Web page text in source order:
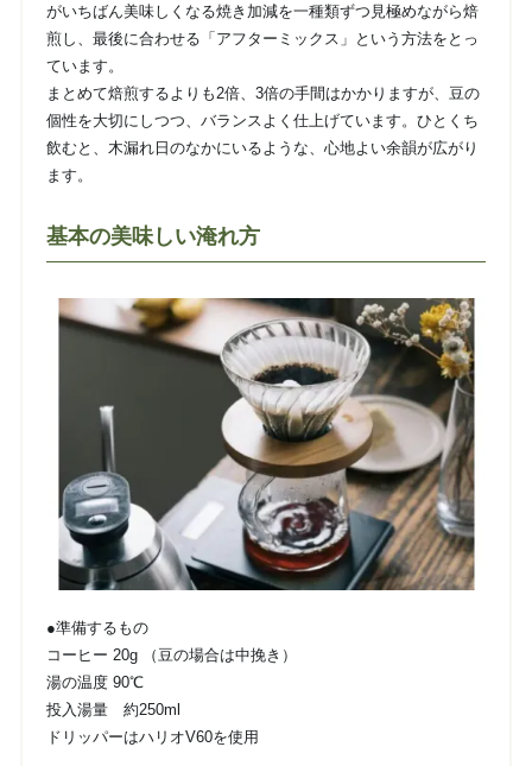
がいちばん美味しくなる焼き加減を一種類ずつ見極めながら焙
煎し、最後に合わせる「アフターミックス」という方法をとっ
ています。
まとめて焙煎するよりも2倍、3倍の手間はかかりますが、豆の
個性を大切にしつつ、バランスよく仕上げています。ひとくち
飲むと、木漏れ日のなかにいるような、心地よい余韻が広がり
ます。
基本の美味しい淹れ方
●準備するもの
コーヒー 20g （豆の場合は中挽き）
湯の温度 90℃
投入湯量 約250ml
ドリッパーはハリオV60を使用